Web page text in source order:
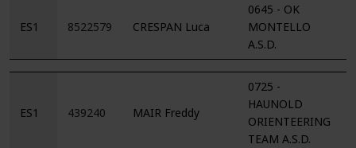
ES1 8522579 CRESPAN Luca
0645 - OK
MONTELLO
A.S.D.
ES1 439240 MAIR Freddy
0725 -
HAUNOLD
ORIENTEERING
TEAM A.S.D.